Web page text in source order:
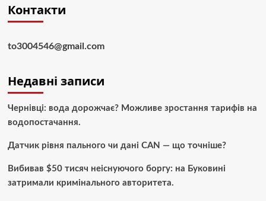
Контакти
to3004546@gmail.com
Недавні записи
Чернівці: вода дорожчає? Можливе зростання тарифів на
водопостачання.
Датчик рівня пального чи дані CAN — що точніше?
Вибивав $50 тисяч неіснуючого боргу: на Буковині
затримали кримінального авторитета.